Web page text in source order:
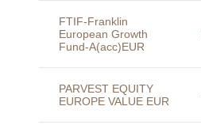
FTIF-Franklin
European Growth
Fund-A(acc)EUR
PARVEST EQUITY
EUROPE VALUE EUR